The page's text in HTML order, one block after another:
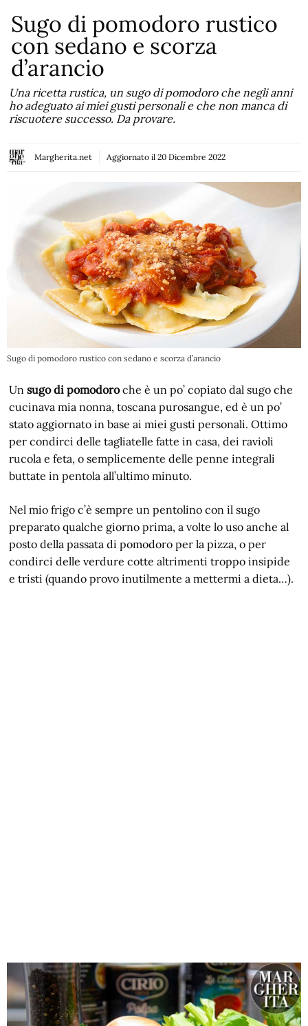
Sugo di pomodoro rustico
con sedano e scorza
d’arancio
Una ricetta rustica, un sugo di pomodoro che negli anni
ho adeguato ai miei gusti personali e che non manca di
riscuotere successo. Da provare.
Margherita.net Aggiornato il 20 Dicembre 2022
Sugo di pomodoro rustico con sedano e scorza d’arancio
Unsugo di pomodoroche è un po’ copiato dal sugo che
cucinava mia nonna, toscana purosangue, ed è un po’
stato aggiornato in base ai miei gusti personali. Ottimo
per condirci delle tagliatelle fatte in casa, dei ravioli
rucola e feta, o semplicemente delle penne integrali
buttate in pentola all’ultimo minuto.
Nel mio frigo c’è sempre un pentolino con il sugo
preparato qualche giorno prima, a volte lo uso anche al
posto della passata di pomodoro per la pizza, o per
condirci delle verdure cotte altrimenti troppo insipide
e tristi (quando provo inutilmente a mettermi a dieta…).